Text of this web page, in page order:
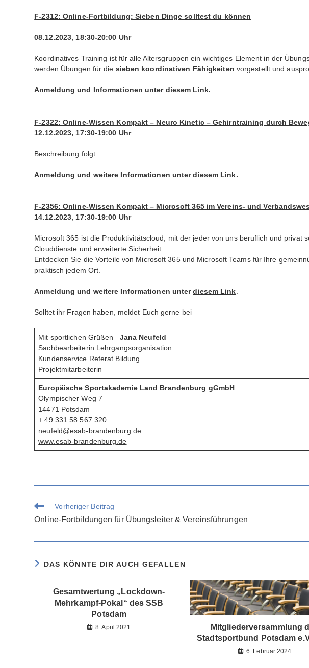
F-2312: Online-Fortbildung: Sieben Dinge solltest du können
08.12.2023, 18:30-20:00 Uhr
Koordinatives Training ist für alle Altersgruppen ein wichtiges Element in der
werden Übungen für die sieben koordinativen Fähigkeiten vorgestellt und
Anmeldung und Informationen unter diesem Link.
F-2322: Online-Wissen Kompakt – Neuro Kinetic – Gehirntraining durch
12.12.2023, 17:30-19:00 Uhr
Beschreibung folgt
Anmeldung und weitere Informationen unterdiesem Link.
F-2356: Online-Wissen Kompakt – Microsoft 365 im Vereins- und
14.12.2023, 17:30-19:00 Uhr
Microsoft 365 ist die Produktivitätscloud, mit der jeder von uns beruflich und
Clouddienste und erweiterte Sicherheit.
Entdecken Sie die Vorteile von Microsoft 365 und Microsoft Teams für Ihre
praktisch jedem Ort.
Anmeldung und weitere Informationen unterdiesem Link
Solltet ihr Fragen haben, meldet Euch gerne bei
Mit sportlichen Grüßen Jana Neufeld
Sachbearbeiterin Lehrgangsorganisation
Kundenservice Referat Bildung
Projektmitarbeiterin
Europäische Sportakademie Land Brandenburg gGmbH
Olympischer Weg 7
14471 Potsdam
+ 49 331 58 567 320
neufeld@esab-brandenburg.de
www.esab-brandenburg.de
Weitere
Artikel
ansehen
Vorheriger Beitrag
Online-Fortbildungen für Übungsleiter & Vereinsführungen
DAS KÖNNTE DIR AUCH GEFALLEN
Gesamtwertung „Lockdown-
Mehrkampf-Pokal“ des SSB
Potsdam
8. April 2021
Mitgliederversammlung
Stadtsportbund Potsdam
6. Februar 2024